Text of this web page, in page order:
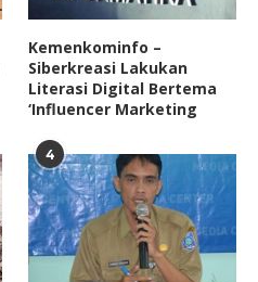
Kemenkominfo –
Siberkreasi Lakukan
Literasi Digital Bertema
‘Influencer Marketing
4